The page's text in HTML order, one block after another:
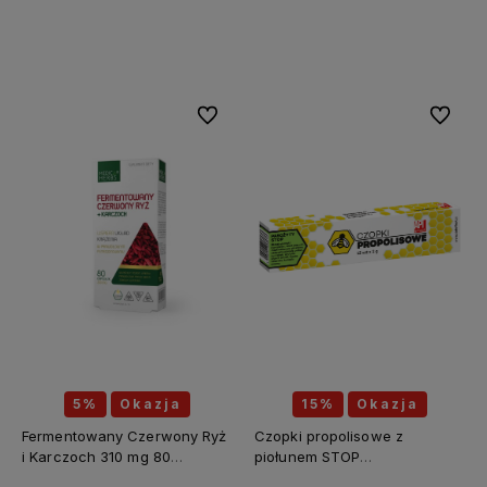
5% Okazja
Fermentowany Czerwony Ryż
i Karczoch 310 mg 80
Do ulubionych
15% Okazja
Czopki propolisowe z
piołunem STOP
Do